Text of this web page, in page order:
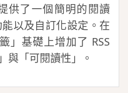
供了一個簡明的閱讀
以及自訂化設定。在
」基礎上增加了 RSS
與「可閱讀性」。